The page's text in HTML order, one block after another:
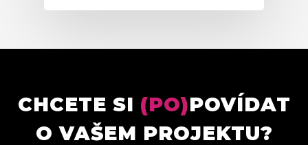
CHCETE SI (PO)POVÍDAT
O VAŠEM PROJEKTU?